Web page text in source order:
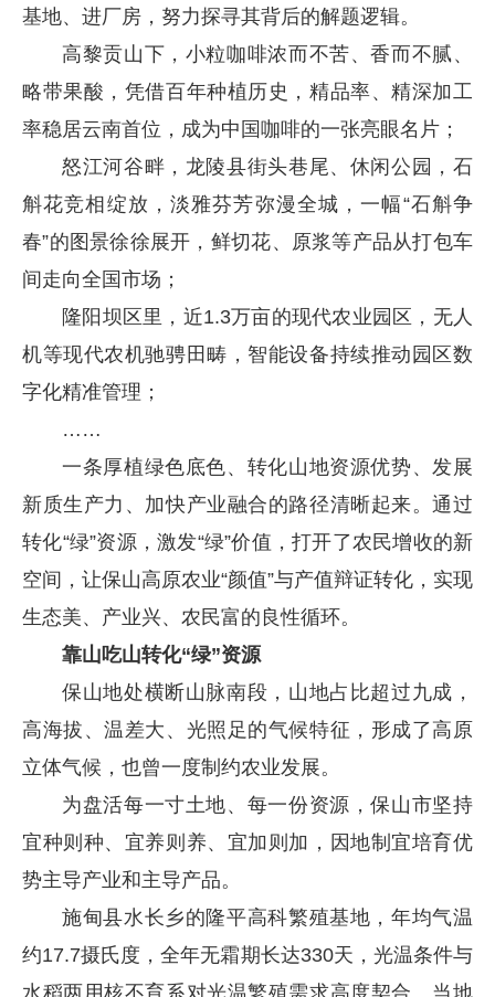
基地、进厂房，努力探寻其背后的解题逻辑。
高黎贡山下，小粒咖啡浓而不苦、香而不腻、
略带果酸，凭借百年种植历史，精品率、精深加工
率稳居云南首位，成为中国咖啡的一张亮眼名片；
怒江河谷畔，龙陵县街头巷尾、休闲公园，石
斛花竞相绽放，淡雅芬芳弥漫全城，一幅“石斛争
春”的图景徐徐展开，鲜切花、原浆等产品从打包车
间走向全国市场；
隆阳坝区里，近1.3万亩的现代农业园区，无人
机等现代农机驰骋田畴，智能设备持续推动园区数
字化精准管理；
……
一条厚植绿色底色、转化山地资源优势、发展
新质生产力、加快产业融合的路径清晰起来。通过
转化“绿”资源，激发“绿”价值，打开了农民增收的新
空间，让保山高原农业“颜值”与产值辩证转化，实现
生态美、产业兴、农民富的良性循环。
靠山吃山转化“绿”资源
保山地处横断山脉南段，山地占比超过九成，
高海拔、温差大、光照足的气候特征，形成了高原
立体气候，也曾一度制约农业发展。
为盘活每一寸土地、每一份资源，保山市坚持
宜种则种、宜养则养、宜加则加，因地制宜培育优
势主导产业和主导产品。
施甸县水长乡的隆平高科繁殖基地，年均气温
约17.7摄氏度，全年无霜期长达330天，光温条件与
水稻两用核不育系对光温繁殖需求高度契合。当地